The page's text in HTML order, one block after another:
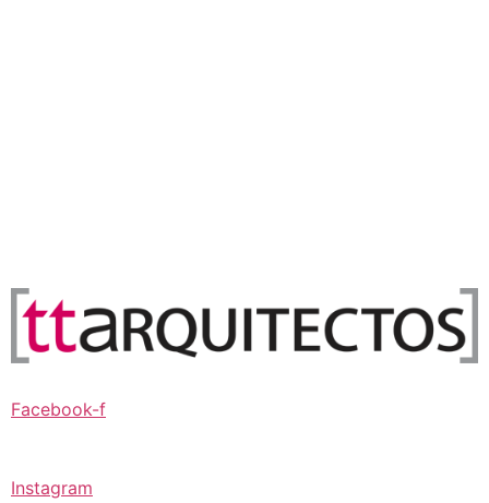
Facebook-f
Instagram